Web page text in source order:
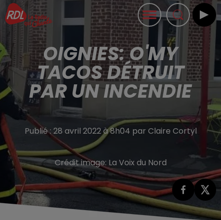
OIGNIES: O'MY
TACOS DÉTRUIT
PAR UN INCENDIE
Publié : 28 avril 2022 à 8h04 par Claire Cortyl
Crédit image: La Voix du Nord